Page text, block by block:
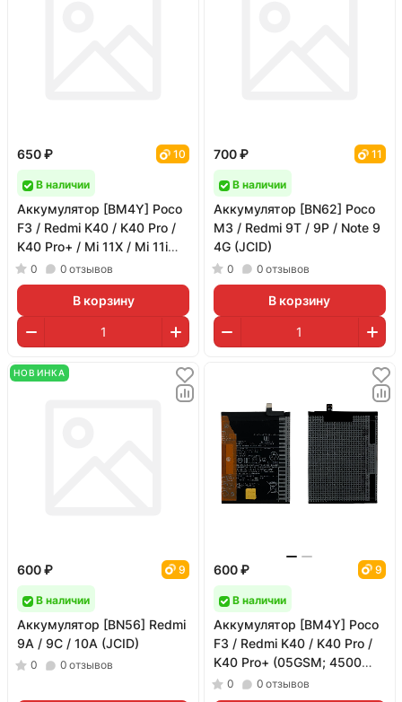
650 ₽ 10
В наличии
Аккумулятор [BM4Y] Poco
F3 / Redmi K40 / K40 Pro /
K40 Pro+ / Mi 11X / Mi 11i
(JCID)
0 0 отзывов
В корзину
700 ₽ 11
В наличии
Аккумулятор [BN62] Poco
M3 / Redmi 9T / 9P / Note 9
4G (JCID)
0 0 отзывов
В корзину
НОВИНКА
600 ₽ 9
В наличии
Аккумулятор [BN56] Redmi
9A / 9C / 10A (JCID)
0 0 отзывов
600 ₽ 9
В наличии
Аккумулятор [BM4Y] Poco
F3 / Redmi K40 / K40 Pro /
K40 Pro+ (05GSM; 4500
мАч; гарантия 1 год)
0 0 отзывов